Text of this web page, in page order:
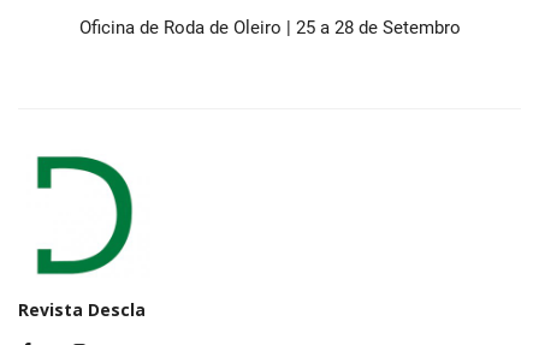
Oficina de Roda de Oleiro | 25 a 28 de Setembro
Revista Descla